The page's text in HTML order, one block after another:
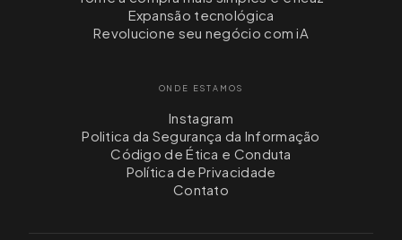
Expansão tecnológica
Revolucione seu negócio com iA
ONDE ESTAMOS
Instagram
Politica da Segurança da Informação
Código de Ética e Conduta
Política de Privacidade
Contato
login